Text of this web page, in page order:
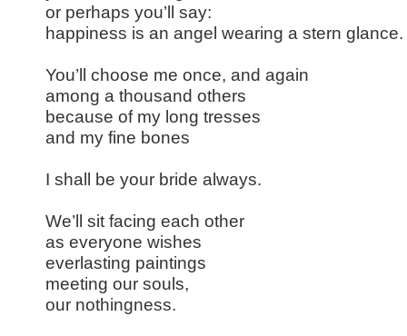
or perhaps you’ll say:
happiness is an angel wearing a stern glance.
You’ll choose me once, and again
among a thousand others
because of my long tresses
and my fine bones
I shall be your bride always.
We’ll sit facing each other
as everyone wishes
everlasting paintings
meeting our souls,
our nothingness.